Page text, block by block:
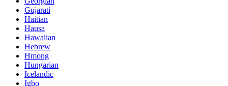
Gujarati
Haitian
Hausa
Hawaiian
Hebrew
Hmong
Hungarian
Icelandic
Igbo